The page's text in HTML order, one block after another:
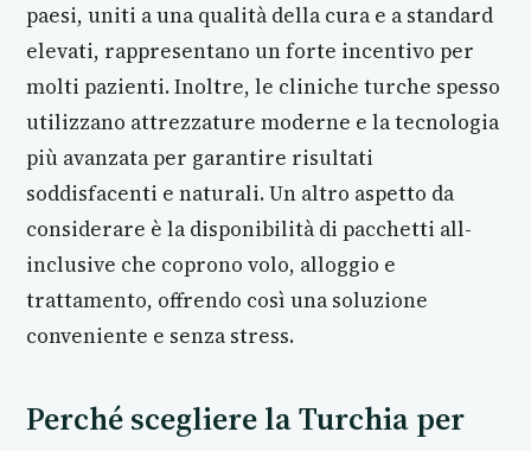
paesi, uniti a una qualità della cura e a standard
elevati, rappresentano un forte incentivo per
molti pazienti. Inoltre, le cliniche turche spesso
utilizzano attrezzature moderne e la tecnologia
più avanzata per garantire risultati
soddisfacenti e naturali. Un altro aspetto da
considerare è la disponibilità di pacchetti all-
inclusive che coprono volo, alloggio e
trattamento, offrendo così una soluzione
conveniente e senza stress.
Perché scegliere la Turchia per